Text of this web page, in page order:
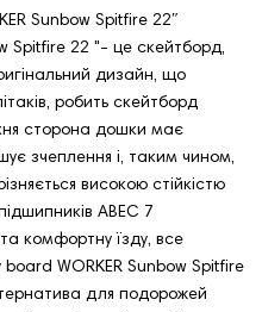
Sunbow Spitfire 22ʺ
Spitfire 22 "- це скейтборд,
дизайн, що
робить скейтборд
сторона дошки має
зчеплення і, таким чином,
високою стійкістю
ABEC 7
комфортну їзду, все
board WORKER Sunbow Spitfire
для подорожей